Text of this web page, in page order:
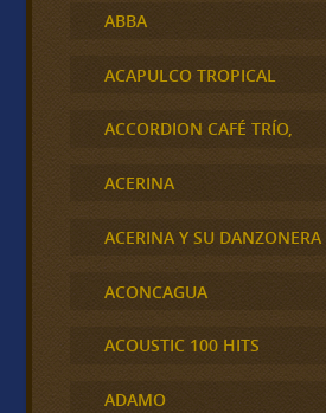
ABBA
ACAPULCO TROPICAL
ACCORDION CAFÉ TRÍO,
ACERINA
ACERINA Y SU DANZONERA
ACONCAGUA
ACOUSTIC 100 HITS
ADAMO